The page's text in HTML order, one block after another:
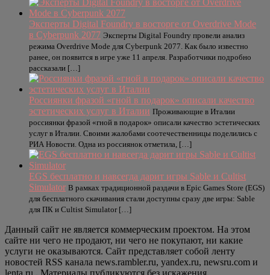
Эксперты Digital Foundry в восторге от Overdrive Mode
в Cyberpunk 2077 Эксперты Digital Foundry провели анализ
режима Overdrive Mode для Cyberpunk 2077. Как было известно
ранее, он появится в игре уже 11 апреля. Разработчики подробно
рассказали […]
Россиянки фразой «гной в подарок» описали качество
эстетических услуг в Италии Проживающие в Италии
россиянки фразой «гной в подарок» описали качество эстетических
услуг в Италии. Своими жалобами соотечественницы поделились с
РИА Новости. Одна из россиянок отметила, […]
EGS бесплатно и навсегда дарит игры Sable и Cultist
Simulator В рамках традиционной раздачи в Epic Games Store (EGS)
для бесплатного скачивания стали доступны сразу две игры: Sable
для ПК и Cultist Simulator […]
Данный сайт не является коммерческим проектом. На этом
сайте ни чего не продают, ни чего не покупают, ни какие
услуги не оказываются. Сайт представляет собой ленту
новостей RSS канала news.rambler.ru, yandex.ru, newsru.com и
lenta.ru . Материалы публикуются без искажения,